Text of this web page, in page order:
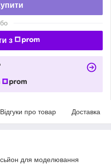
з
Відгуки про товар Доставка
для моделювання